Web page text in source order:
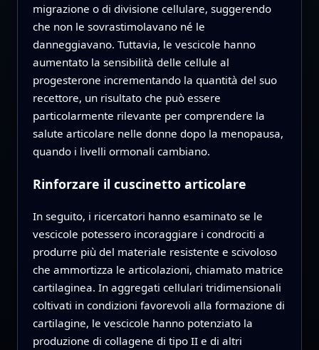
migrazione o di divisione cellulare, suggerendo
che non le sovrastimolavano né le
danneggiavano. Tuttavia, le vescicole hanno
aumentato la sensibilità delle cellule al
progesterone incrementando la quantità del suo
recettore, un risultato che può essere
particolarmente rilevante per comprendere la
salute articolare nelle donne dopo la menopausa,
quando i livelli ormonali cambiano.
Rinforzare il cuscinetto articolare
In seguito, i ricercatori hanno esaminato se le
vescicole potessero incoraggiare i condrociti a
produrre più del materiale resistente e scivoloso
che ammortizza le articolazioni, chiamato matrice
cartilaginea. In aggregati cellulari tridimensionali
coltivati in condizioni favorevoli alla formazione di
cartilagine, le vescicole hanno potenziato la
produzione di collagene di tipo II e di altri